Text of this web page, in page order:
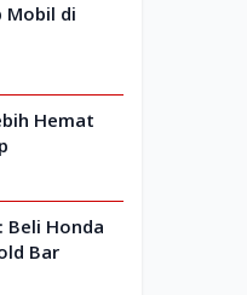
Mobil di
Hemat
Beli Honda
Bar